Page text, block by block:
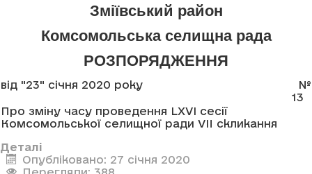
Зміївський район
Комсомольська селищна рада
РОЗПОРЯДЖЕННЯ
від "23" січня 2020 року
№
13
Про зміну часу проведення LXVI сесії
Комсомольської селищної ради VII скликання
Деталі
Опубліковано: 27 січня 2020